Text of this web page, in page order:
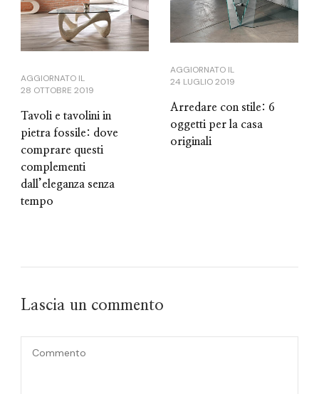
AGGIORNATO IL
28 OTTOBRE 2019
Tavoli e tavolini in
pietra fossile: dove
comprare questi
complementi
dall’eleganza senza
tempo
AGGIORNATO IL
24 LUGLIO 2019
Arredare con stile: 6
oggetti per la casa
originali
Lascia un commento